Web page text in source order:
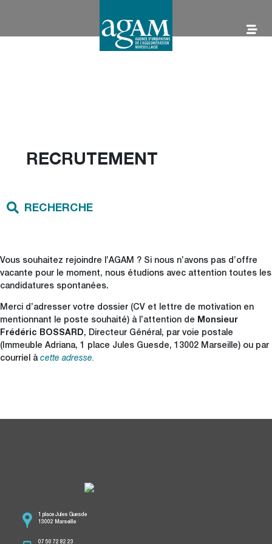
AGAM
RECRUTEMENT
RECHERCHE
Vous souhaitez rejoindre l’AGAM ? Si nous n’avons pas d’offre
vacante pour le moment, nous étudions avec attention toutes les
candidatures spontanées.
Merci d’adresser votre dossier (CV et lettre de motivation en
mentionnant le poste souhaité) à l’attention de Monsieur
Frédéric BOSSARD, Directeur Général, par voie postale
(Immeuble Adriana, 1 place Jules Guesde, 13002 Marseille) ou par
courriel à cette adresse.
1 place Jules Guesde
13002 Marseille
07 50 72 82 23